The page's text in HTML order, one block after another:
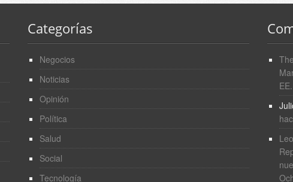
Categorías
Negocios
Noticias
Opinión
Política
Salud
Social
Tecnología